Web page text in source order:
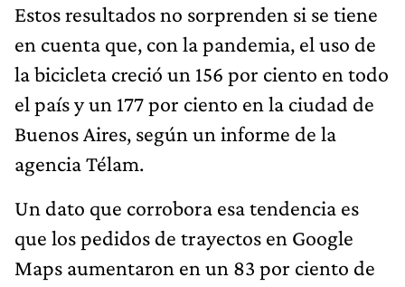
Estos resultados no sorprenden si se tiene
en cuenta que, con la pandemia, el uso de
la bicicleta creció un 156 por ciento en todo
el país y un 177 por ciento en la ciudad de
Buenos Aires, según un informe de la
agencia Télam.
Un dato que corrobora esa tendencia es
que los pedidos de trayectos en Google
Maps aumentaron en un 83 por ciento de